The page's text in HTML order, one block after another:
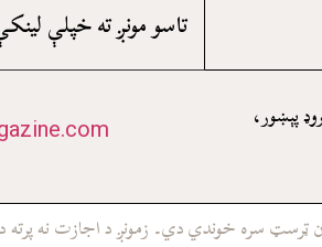
پېښور،
تاسو مونږ ته خپلې
سره خوندي دي۔ زمونږ د اجازت نه پرته